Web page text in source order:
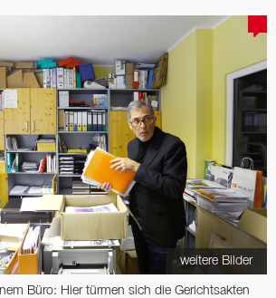
weitere Bilder
Büro: Hier türmen sich die Gerichtsakten